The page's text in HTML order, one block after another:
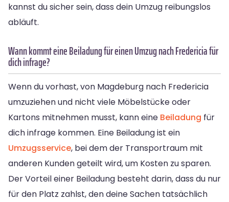
kannst du sicher sein, dass dein Umzug reibungslos
abläuft.
Wann kommt eine Beiladung für einen Umzug nach Fredericia für
dich infrage?
Wenn du vorhast, von Magdeburg nach Fredericia
umzuziehen und nicht viele Möbelstücke oder
Kartons mitnehmen musst, kann eine Beiladung für
dich infrage kommen. Eine Beiladung ist ein
Umzugsservice, bei dem der Transportraum mit
anderen Kunden geteilt wird, um Kosten zu sparen.
Der Vorteil einer Beiladung besteht darin, dass du nur
für den Platz zahlst, den deine Sachen tatsächlich